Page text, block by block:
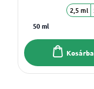
2,5 ml
50 ml
Kosárba